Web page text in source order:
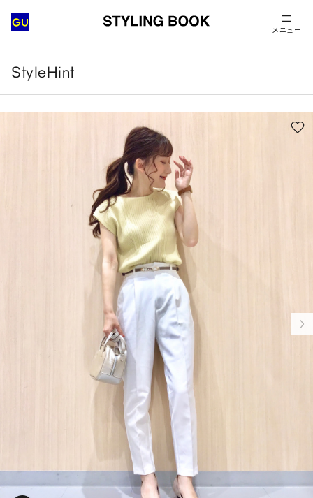
メニュー
StyleHint